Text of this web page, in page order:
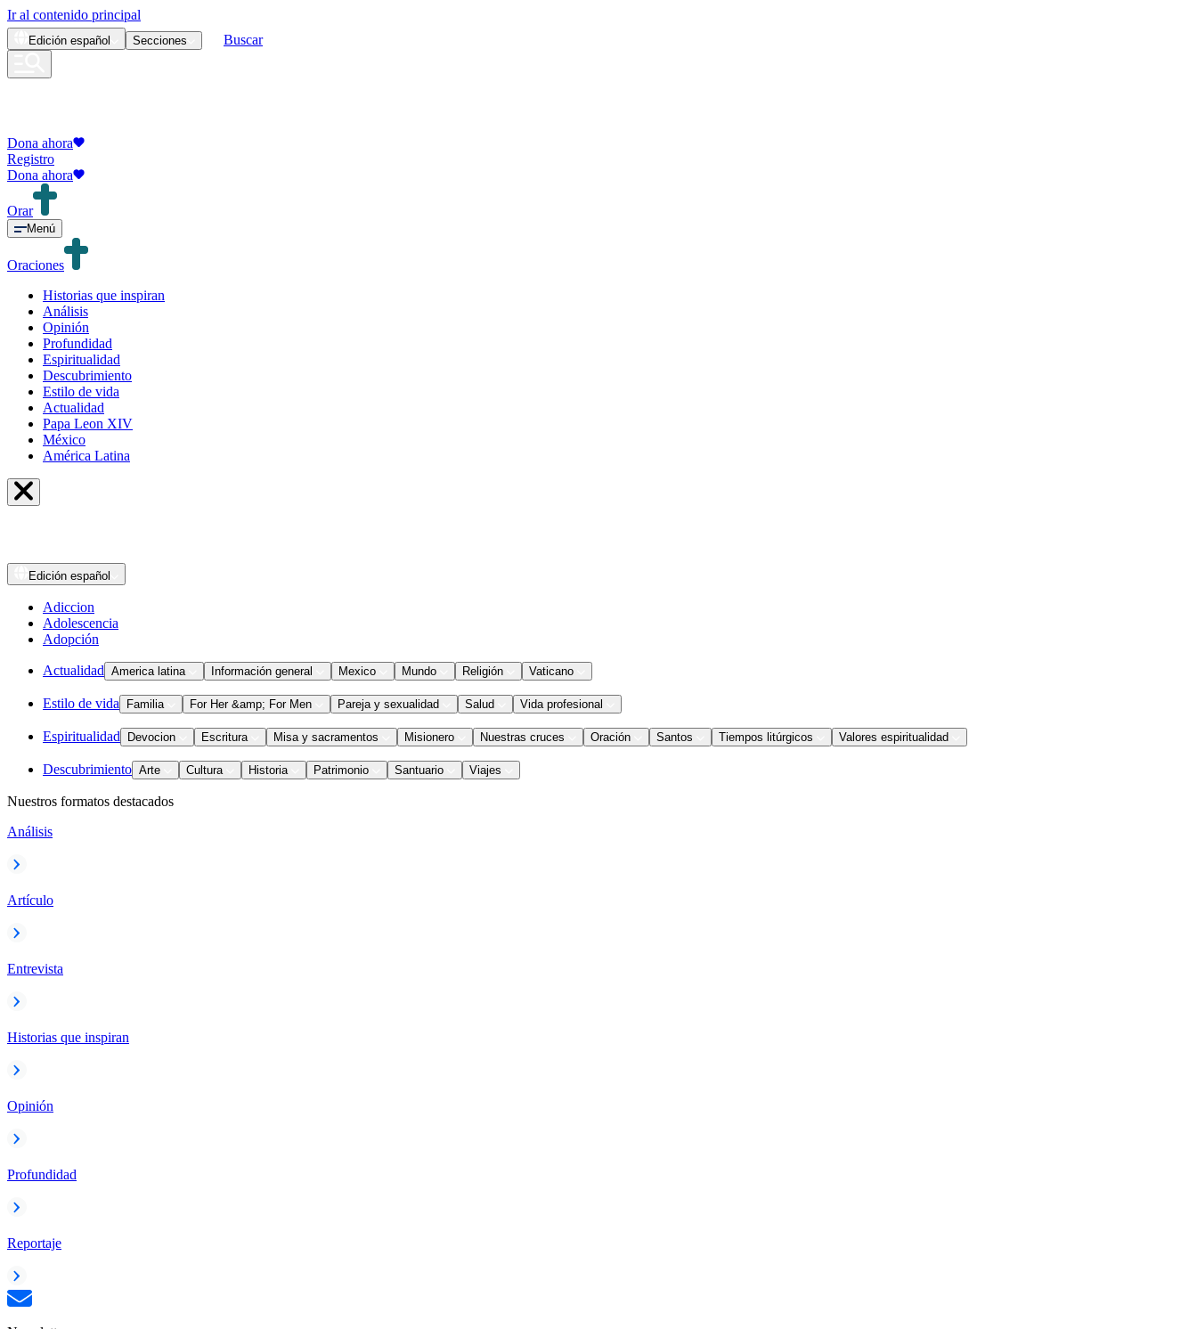
Ir al contenido principal
Edición español Secciones Buscar
Dona ahora
Registro
Dona ahora
Orar
Menú
Oraciones
Historias que inspiran
Análisis
Opinión
Profundidad
Espiritualidad
Descubrimiento
Estilo de vida
Actualidad
Papa Leon XIV
México
América Latina
Edición español
Adiccion
Adolescencia
Adopción
Actualidad America latina Información general Mexico Mundo Religión Vaticano
Estilo de vida Familia For Her &amp; For Men Pareja y sexualidad Salud Vida profesional
Espiritualidad Devocion Escritura Misa y sacramentos Misionero Nuestras cruces Oración Santos Tiempos litúrgicos Valores espiritualidad
Descubrimiento Arte Cultura Historia Patrimonio Santuario Viajes
Nuestros formatos destacados
Análisis
Artículo
Entrevista
Historias que inspiran
Opinión
Profundidad
Reportaje